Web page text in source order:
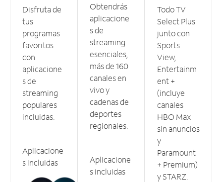
Disfruta de
tus
programas
favoritos
con
aplicacione
s de
streaming
populares
incluidas.
Aplicacione
s incluidas
Obtendrás
aplicacione
s de
streaming
esenciales,
más de 160
canales en
vivo y
cadenas de
deportes
regionales.
Aplicacione
s incluidas
Todo TV
Select Plus
junto con
Sports
View,
Entertainm
ent +
(incluye
canales
HBO Max
sin anuncios
y
Paramount
+ Premium)
y STARZ.